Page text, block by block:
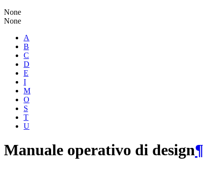
None
None
A
B
C
D
E
I
M
O
S
T
U
Manuale operativo di design¶